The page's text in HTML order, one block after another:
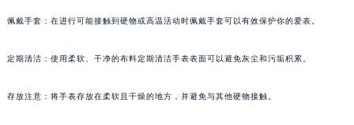
佩戴手套：在进行可能接触到硬物或高温活动时佩戴手套可以有效保护你的爱表。
定期清洁：使用柔软、干净的布料定期清洁手表表面可以避免灰尘和污垢积累。
存放注意：将手表存放在柔软且干燥的地方，并避免与其他硬物接触。